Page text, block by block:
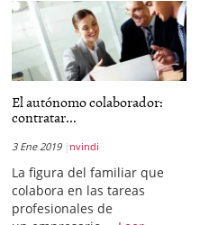
El autónomo colaborador:
contratar...
3 Ene 2019 nvindi
La figura del familiar que
colabora en las tareas
profesionales de